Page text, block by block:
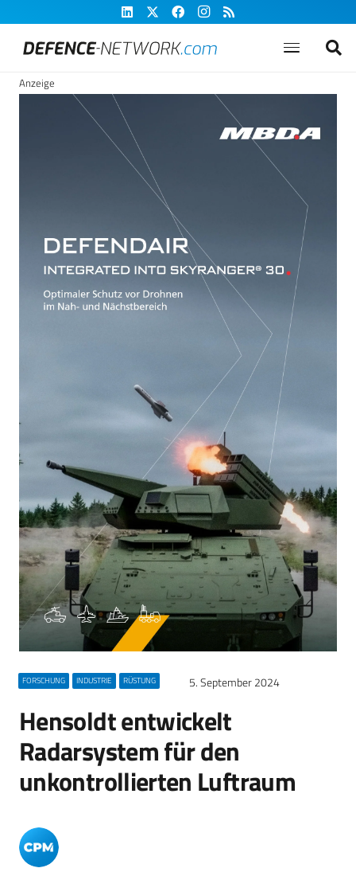
Anzeige
FORSCHUNG INDUSTRIE RÜSTUNG 5. September 2024
Hensoldt entwickelt
Radarsystem für den
unkontrollierten Luftraum